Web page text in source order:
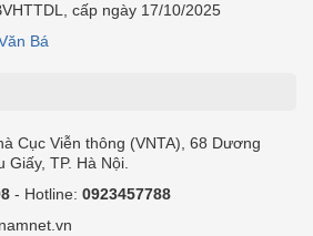
cấp ngày 17/10/2025
Bá
Cục Viễn thông (VNTA), 68 Dương
TP. Hà Nội.
- Hotline: 0923457788